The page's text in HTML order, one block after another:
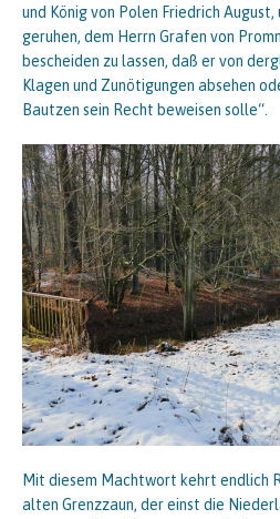
und König von Polen Friedrich
geruhen, dem Herrn Grafen von
bescheiden zu lassen, daß er von
Klagen und Zunötigungen absehen
Bautzen sein Recht beweisen solle“.
Mit diesem Machtwort kehrt endlich
alten Grenzzaun, der einst die